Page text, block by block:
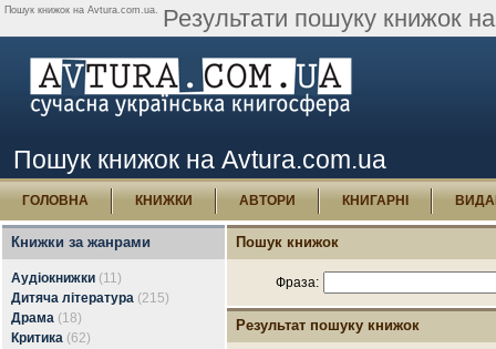
Пошук книжок на Avtura.com.ua. Результати пошуку книжок
Пошук книжок на Avtura.com.ua
ГОЛОВНА КНИЖКИ АВТОРИ КНИГАРНІ
Книжки за жанрами
Аудіокнижки (11)
Дитяча література (215)
Драма (18)
Критика (62)
Пошук книжок
Фраза:
Результат пошуку книжок